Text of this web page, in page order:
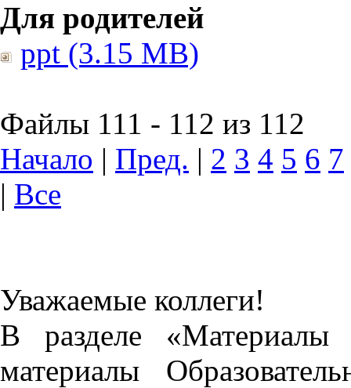
Для родителей
ppt (3.15 MB)
Файлы 111 - 112 из 112
Начало | Пред. | 2 3 4 5 6 7
| Все
Уважаемые коллеги!
В разделе «Материалы
материалы